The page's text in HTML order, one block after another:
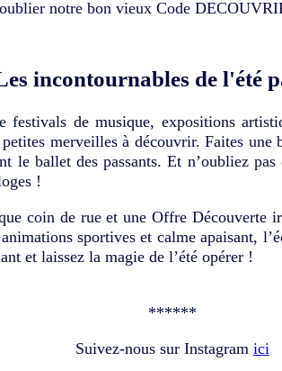
notre bon vieux Code
incontournables de l'été
festivals de musique, expositions
merveilles à découvrir. Faites une
le ballet des passants. Et n’oubliez
!
coin de rue et une Offre
sportives et calme apaisant,
et laissez la magie de l’été opérer !
******
Suivez-nous sur Instagram ici